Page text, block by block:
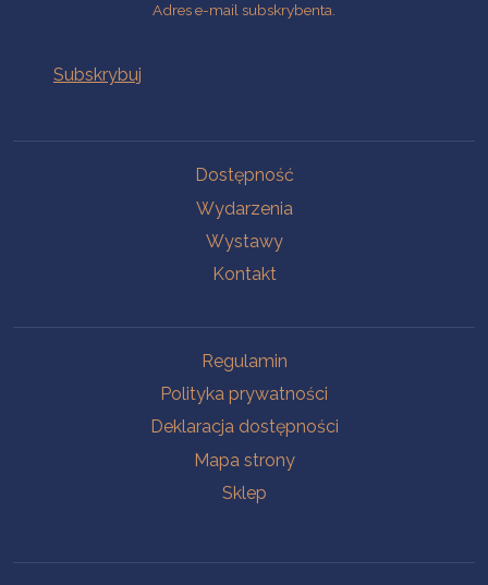
Adres e-mail subskrybenta.
Dostępność
Wydarzenia
Wystawy
Kontakt
Regulamin
Polityka prywatności
Deklaracja dostępności
Mapa strony
Sklep